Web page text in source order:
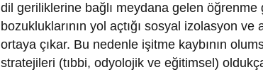
dil geriliklerine bağlı meydana gelen
bozukluklarının yol açtığı sosyal izolasyon
ortaya çıkar. Bu nedenle işitme kaybının
stratejileri (tıbbi, odyolojik ve eğitimsel)